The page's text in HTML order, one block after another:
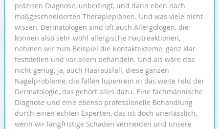
präzisen Diagnose, unbedingt, und dann eben nach
maßgeschneiderten Therapieplänen. Und was viele nicht
wissen, Dermatologen sind oft auch Allergologen, die
können also sehr wohl allergische Hautreaktionen,
nehmen wir zum Beispiel die Kontaktekzeme, ganz klar
feststellen und vor allem behandeln. Und als wäre das
nicht genug, ja, auch Haarausfall, diese ganzen
Nagelprobleme, die fallen lupenrein in das weite Feld der
Dermatologie, das gehört alles dazu. Eine fachmännische
Diagnose und eine ebenso professionelle Behandlung
durch einen echten Experten, das ist doch unerlässlich,
wenn wir langfristige Schäden vermeiden und unsere